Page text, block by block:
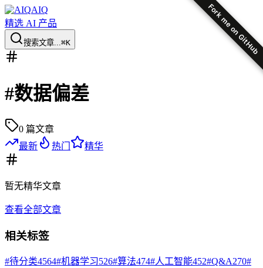
Fork me on GitHub
AIQ
精选 AI 产品
搜索文章...⌘K
#数据偏差
0 篇文章
最新
热门 精华
暂无精华文章
查看全部文章
相关标签
#待分类4564#机器学习526#算法474#人工智能452#Q&A270#